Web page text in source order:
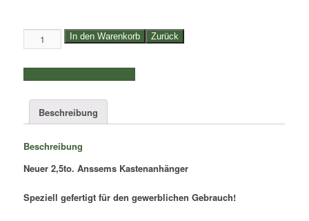
2,5to.
Anssems
Tieflader
|
BSX
2500.251x130
2,51×1,30×0,35m
+
Menge
In den Warenkorb Zurück
Beschreibung
Beschreibung
Neuer 2,5to. Anssems Kastenanhänger
Speziell gefertigt für den gewerblichen Gebrauch!